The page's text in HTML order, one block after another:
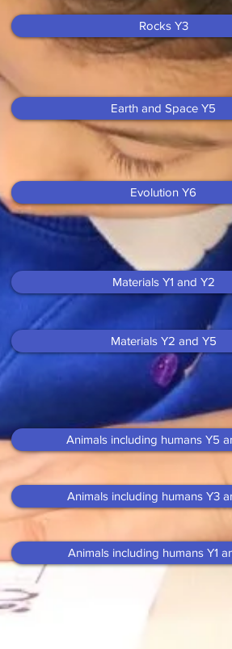
Rocks Y3
Earth and Space Y5
Evolution Y6
Materials Y1 and Y2
Materials Y2 and Y5
Animals including humans Y5
Animals including humans Y3
Animals including humans Y1